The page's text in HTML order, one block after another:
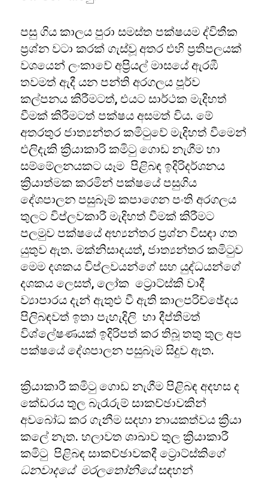
පසු ගිය කාලය පුරා සමස්ත පක්ෂයම ද්විතීක
ප්‍රශ්න වටා කරක් ගැස්වූ අතර එහි ප්‍රතිපලයක්
වශයෙන් ලංකාවේ අප්‍රියල් මාසයේ ඇරඹී
තවමත් ඇදී යන පන්ති අරගලය පූර්ව
කල්පනය කිරීමටත්, එයට සාර්ථක මැදිහත්
වීමක් කිරීමටත් පක්ෂය අසමත් විය. මේ
අතරතුර ජාත්‍යන්තර කමිටුවේ මැදිහත් වීමෙන්
එලිදැකි ක්‍රියාකාරි කමිටු ගොඩ නැගීම හා
සම්මේලනයකට යෑම පිළිබඳ ඉදිරිදර්ශනය
ක්‍රියාත්මක කරමින් පක්ෂයේ පසුගිය
දේශපාලන පසුබෑම් කපාගෙන පංති අරගලය
තුලට විප්ලවකාරී මැදිහත් වීමක් කිරීමට
පලමුව පක්ෂයේ අභ්‍යන්තර ප්‍රශ්න විසඳා ගත
යුතුව ඇත. මක්නිසාදයත්, ජාත්‍යන්තර කමිටුව
මෙම දශකය විප්ලවයන්ගේ සහ යුද්ධයන්ගේ
දශකය ලෙසත්, ලෝක ට්‍රොට්ස්කි වාදී
ව්‍යාපාරය දැන් ඇතුළු වී ඇති කාලපරිච්ඡේදය
පිලිබඳවත් ඉතා පැහැදිලි හා දීප්තිමත්
විශ්ලේෂණයක් ඉදිරිපත් කර තිබූ තතු තුල අප
පක්ෂයේ දේශපාලන පසුබෑම සිදුව ඇත.
ක්‍රියාකාරී කමිටු ගොඩ නැගීම පිළිබඳ අදහස ද
කේඩරය තුල බැරෑරුම් සාකච්ඡාවකින්
අවබෝධ කර ගැනීම සදහා නායකත්වය ක්‍රියා
කලේ නැත. හලාවත ශාඛාව තුල ක්‍රියාකාරී
කමිටු පිළිබඳ සාකච්ඡාවකදී ට්‍රොට්ස්කිගේ
ධනවාදයේ මරලතෝනියේසඳහන්